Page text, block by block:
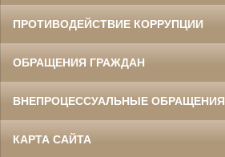
ПРОТИВОДЕЙСТВИЕ КОРРУПЦИИ
ОБРАЩЕНИЯ ГРАЖДАН
ВНЕПРОЦЕССУАЛЬНЫЕ ОБРАЩЕНИЯ
КАРТА САЙТА